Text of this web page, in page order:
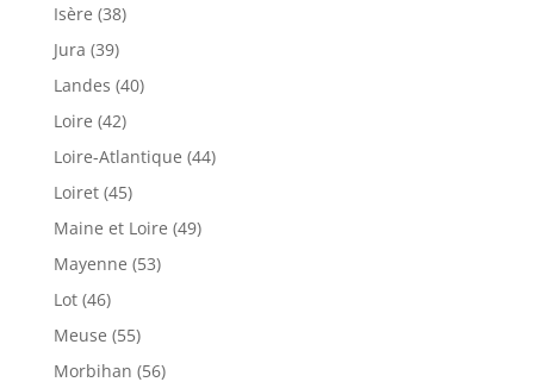
Isère (38)
Jura (39)
Landes (40)
Loire (42)
Loire-Atlantique (44)
Loiret (45)
Maine et Loire (49)
Mayenne (53)
Lot (46)
Meuse (55)
Morbihan (56)